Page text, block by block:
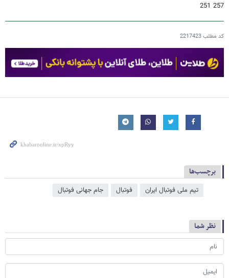
257 251
کد مطلب2217423
برچسب‌ها
تیم ملی فوتبال ایران فوتبال جام جهانی فوتبال
نظر شما